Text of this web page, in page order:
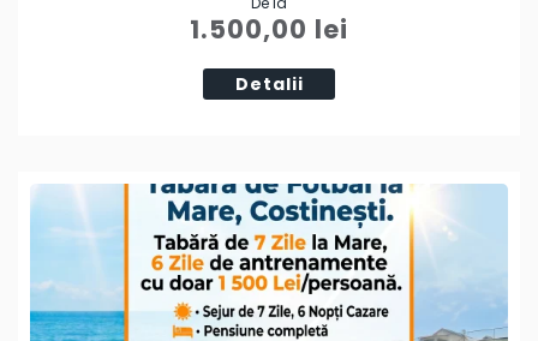
De la
1.500,00 lei
Detalii